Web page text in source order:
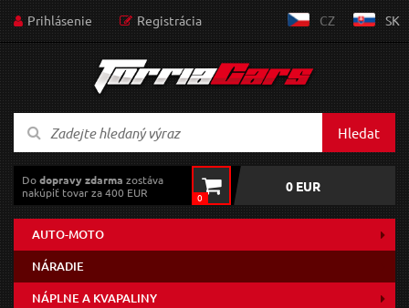
Prihlásenie Registrácia CZ SK
Hledat
Dodopravy zdarma zostáva
nakúpiť tovar za 400 EUR
0
0 EUR
AUTO-MOTO
NÁRADIE
NÁPLNE A KVAPALINY